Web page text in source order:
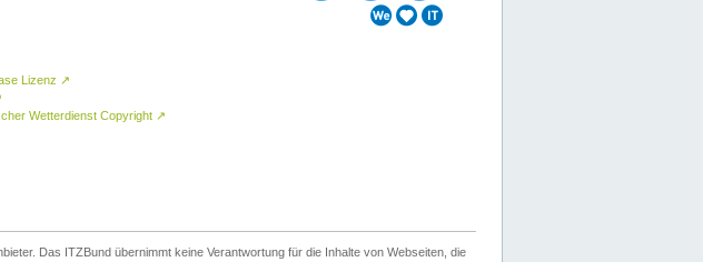
Lizenz ↗
Wetterdienst Copyright ↗
Das ITZBund übernimmt keine Verantwortung für die Inhalte von Webseiten, die